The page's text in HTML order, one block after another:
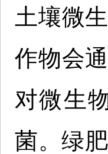
土壤微
作物会
对微生
菌。绿